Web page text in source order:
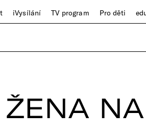
iVysílání TV program Pro děti